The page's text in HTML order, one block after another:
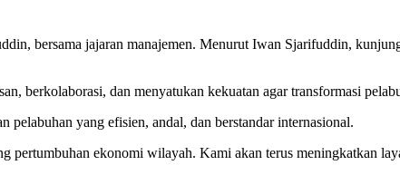
bersama jajaran manajemen. Menurut Iwan Sjarifuddin,
berkolaborasi, dan menyatukan kekuatan agar transformasi
pelabuhan yang efisien, andal, dan berstandar internasional.
ekonomi wilayah. Kami akan terus meningkatkan